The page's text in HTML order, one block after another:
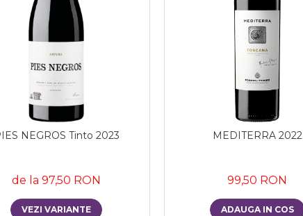
NEGROS Tinto 2023
de la 97,50 RON
VEZI VARIANTE
MEDITERRA 2022
99,50 RON
ADAUGA IN COS